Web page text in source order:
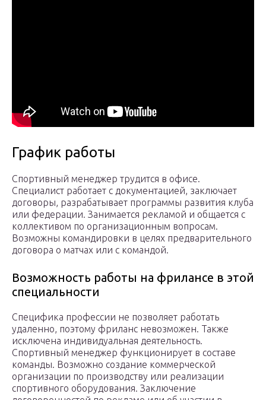
График работы
Спортивный менеджер трудится в офисе.
Специалист работает с документацией, заключает
договоры, разрабатывает программы развития клуба
или федерации. Занимается рекламой и общается с
коллективом по организационным вопросам.
Возможны командировки в целях предварительного
договора о матчах или с командой.
Возможность работы на фрилансе в этой
специальности
Специфика профессии не позволяет работать
удаленно, поэтому фриланс невозможен. Также
исключена индивидуальная деятельность.
Спортивный менеджер функционирует в составе
команды. Возможно создание коммерческой
организации по производству или реализации
спортивного оборудования. Заключение